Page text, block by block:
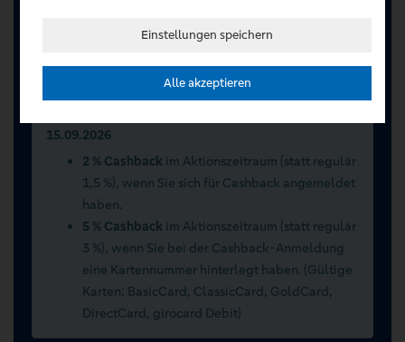
Volksbanken Raiffeisenbanken vorbehalten.
15.09.2026
2 % Cashback im Aktionszeitraum (statt regulär
1,5 %), wenn Sie sich für Cashback angemeldet
haben.
5 % Cashback im Aktionszeitraum (statt regulär
3 %), wenn Sie bei der Cashback-Anmeldung
eine Kartennummer hinterlegt haben. (Gültige
Karten: BasicCard, ClassicCard, GoldCard,
DirectCard, girocard Debit)
Einstellungen speichern
Alle akzeptieren